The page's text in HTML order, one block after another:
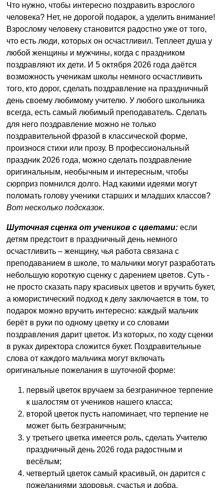
Что нужно, чтобы интересно поздравить взрослого
человека? Нет, не дорогой подарок, а уделить внимание!
Взрослому человеку становится радостно уже от того,
что есть люди, которых он осчастливил. Теплеет душа у
любой женщины и мужчины, когда с праздником
поздравляют их дети. И 5 октября 2026 года даётся
возможность ученикам школы немного осчастливить
того, кто дорог, сделать поздравление на праздничный
день своему любимому учителю. У любого школьника
всегда, есть самый любимый преподаватель. Сделать
для него поздравление можно не только
поздравительной фразой в классической форме,
произнося стихи или прозу. В профессиональный
праздник 2026 года, можно сделать поздравление
оригинальным, необычным и интересным, чтобы
сюрприз помнился долго. Над какими идеями могут
поломать голову ученики старших и младших классов?
Вот несколько подсказок.
Шуточная сценка от учеников с цветами: если
детям предстоит в праздничный день немного
осчастливить – женщину, чья работа связана с
преподаванием в школе, то мальчики могут разработать
небольшую короткую сценку с дарением цветов. Суть -
не просто сказать пару красивых цветов и вручить букет,
а юмористический подход к делу заключается в том, то
подарок можно вручить интересно: каждый мальчик
берёт в руки по одному цветку и со словами
поздравления дарит цветок. Из которых, по ходу сценки
в руках директора сложится букет. Поздравительные
слова от каждого мальчика могут включать
оригинальные пожелания в шуточной форме:
первый цветок вручаем за безграничное терпение
к шалостям от учеников нашего класса;
второй цветок пусть напоминает, что терпение не
может быть безграничным;
у третьего цветка имеется роль, сделать Учителю
праздничный день 2026 года радостным и
весёлым;
четвертый цветок самый красивый, он дарится с
пожеланиями здоровья, счастья и добра.